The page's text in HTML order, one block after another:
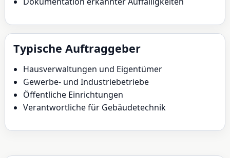
Typische Auftraggeber
Hausverwaltungen und Eigentümer
Gewerbe- und Industriebetriebe
Öffentliche Einrichtungen
Verantwortliche für Gebäudetechnik